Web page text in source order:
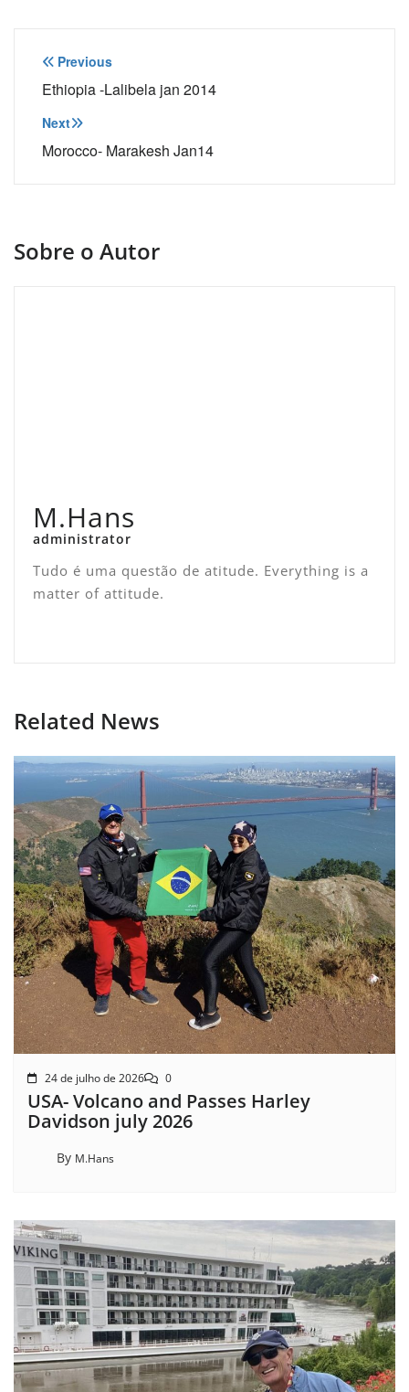
Navegação
de
Post
Previous
Ethiopia -Lalibela jan 2014
Next
Morocco- Marakesh Jan14
Sobre o Autor
M.Hans
administrator
Tudo é uma questão de atitude. Everything is a
matter of attitude.
Related News
24 de julho de 2026 0
USA- Volcano and Passes Harley
Davidson july 2026
By M.Hans